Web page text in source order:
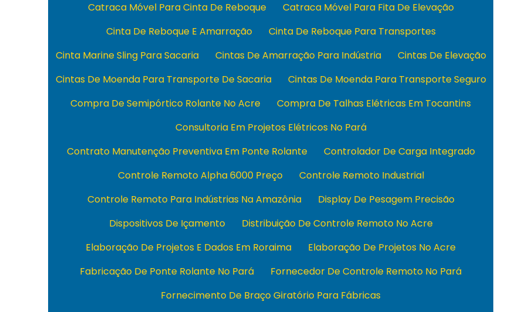
Catraca Móvel Para Cinta De Reboque
Catraca Móvel Para Fita De Elevação
Cinta De Reboque E Amarração
Cinta De Reboque Para Transportes
Cinta Marine Sling Para Sacaria
Cintas De Amarração Para Indústria
Cintas De Elevação
Cintas De Moenda Para Transporte De Sacaria
Cintas De Moenda Para Transporte Seguro
Compra De Semipórtico Rolante No Acre
Compra De Talhas Elétricas Em Tocantins
Consultoria Em Projetos Elétricos No Pará
Contrato Manutenção Preventiva Em Ponte Rolante
Controlador De Carga Integrado
Controle Remoto Alpha 6000 Preço
Controle Remoto Industrial
Controle Remoto Para Indústrias Na Amazônia
Display De Pesagem Precisão
Dispositivos De Içamento
Distribuição De Controle Remoto No Acre
Elaboração De Projetos E Dados Em Roraima
Elaboração De Projetos No Acre
Fabricação De Ponte Rolante No Pará
Fornecedor De Controle Remoto No Pará
Fornecimento De Braço Giratório Para Fábricas